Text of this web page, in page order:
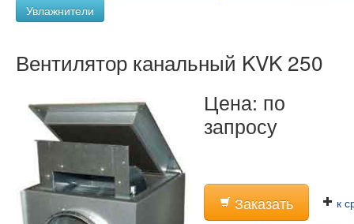
Увлажнители
Вентилятор канальный KVK 250
Цена: по
запросу
Заказать к